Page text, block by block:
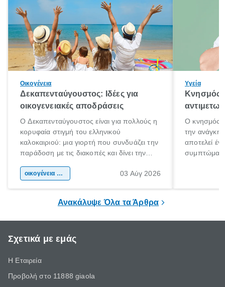
Οικογένεια
Δεκαπενταύγουστος: Ιδέες για
οικογενειακές αποδράσεις
Ο Δεκαπενταύγουστος είναι για πολλούς η
κορυφαία στιγμή του ελληνικού
καλοκαιριού: μια γιορτή που συνδυάζει την
παράδοση με τις διακοπές και δίνει την
χώρας. Είτε πρόκειται για λίγες μέρες
οικογένεια & παιδί 03 Αύγ 2026
Υγεία
Κνησμός:
Ο κνησμός
την ανάγκη
αποτελεί
Ανακάλυψε Όλα τα Άρθρα
Σχετικά με εμάς
Η Εταιρεία
Προβολή στο 11888 giaola